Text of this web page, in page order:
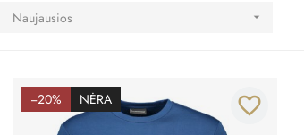
Naujausios 
−20% NĖRA favorite_border